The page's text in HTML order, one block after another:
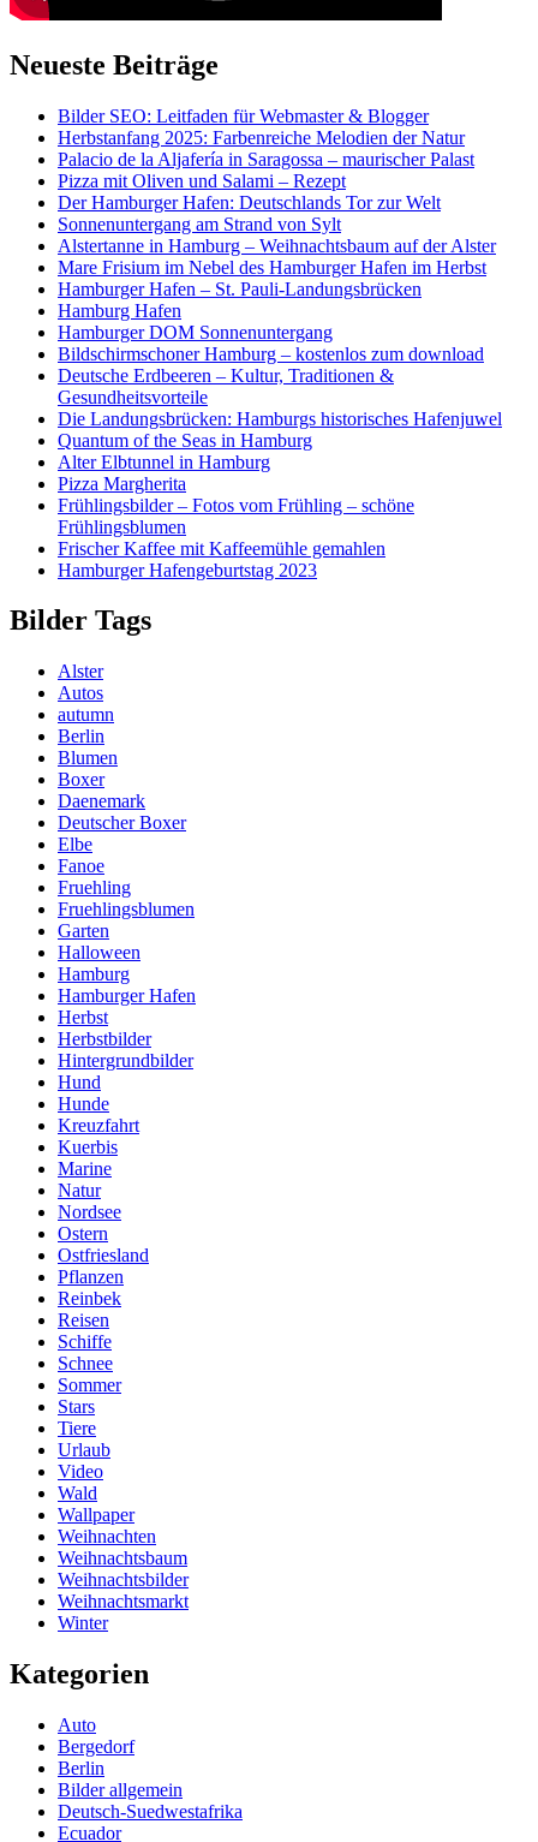
Neueste Beiträge
Bilder SEO: Leitfaden für Webmaster & Blogger
Herbstanfang 2025: Farbenreiche Melodien der Natur
Palacio de la Aljafería in Saragossa – maurischer Palast
Pizza mit Oliven und Salami – Rezept
Der Hamburger Hafen: Deutschlands Tor zur Welt
Sonnenuntergang am Strand von Sylt
Alstertanne in Hamburg – Weihnachtsbaum auf der Alster
Mare Frisium im Nebel des Hamburger Hafen im Herbst
Hamburger Hafen – St. Pauli-Landungsbrücken
Hamburg Hafen
Hamburger DOM Sonnenuntergang
Bildschirmschoner Hamburg – kostenlos zum download
Deutsche Erdbeeren – Kultur, Traditionen &
Gesundheitsvorteile
Die Landungsbrücken: Hamburgs historisches Hafenjuwel
Quantum of the Seas in Hamburg
Alter Elbtunnel in Hamburg
Pizza Margherita
Frühlingsbilder – Fotos vom Frühling – schöne
Frühlingsblumen
Frischer Kaffee mit Kaffeemühle gemahlen
Hamburger Hafengeburtstag 2023
Bilder Tags
Alster
Autos
autumn
Berlin
Blumen
Boxer
Daenemark
Deutscher Boxer
Elbe
Fanoe
Fruehling
Fruehlingsblumen
Garten
Halloween
Hamburg
Hamburger Hafen
Herbst
Herbstbilder
Hintergrundbilder
Hund
Hunde
Kreuzfahrt
Kuerbis
Marine
Natur
Nordsee
Ostern
Ostfriesland
Pflanzen
Reinbek
Reisen
Schiffe
Schnee
Sommer
Stars
Tiere
Urlaub
Video
Wald
Wallpaper
Weihnachten
Weihnachtsbaum
Weihnachtsbilder
Weihnachtsmarkt
Winter
Kategorien
Auto
Bergedorf
Berlin
Bilder allgemein
Deutsch-Suedwestafrika
Ecuador